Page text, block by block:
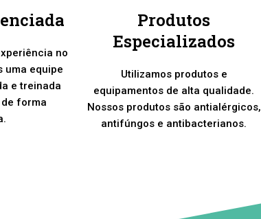
no
uma equipe
e treinada
forma
Produtos
Especializados
Utilizamos produtos e
equipamentos de alta qualidade.
Nossos produtos são antialérgicos,
antifúngos e antibacterianos.